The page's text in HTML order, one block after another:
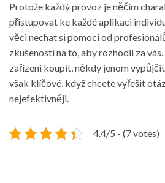
Protože každý provoz je něčím
přistupovat ke každé aplikaci
věci nechat si pomoci od
zkušenosti na to, aby rozhodli za
zařízení koupit, někdy jenom
však klíčové, když chcete vyřešit
nejefektivněji.
4.4/5 - (7 votes)